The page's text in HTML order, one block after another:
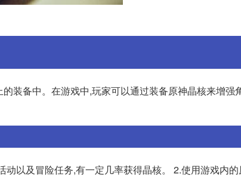
装备中。在游戏中,玩家可以通过装备原神晶核来增强
以及冒险任务,有一定几率获得晶核。 2.使用游戏内